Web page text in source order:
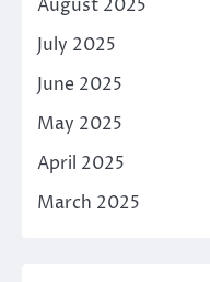
August 2025
July 2025
June 2025
May 2025
April 2025
March 2025